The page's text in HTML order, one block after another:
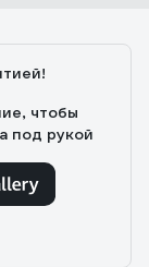
чтобы
под рукой